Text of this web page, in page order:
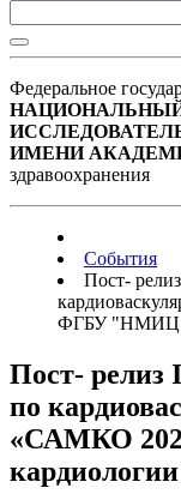
Федеральное
ИМЕНИ
здравоохранения
События
Пост-
ФГБУ "НМИЦ
Пост- релиз
по
«САМКО